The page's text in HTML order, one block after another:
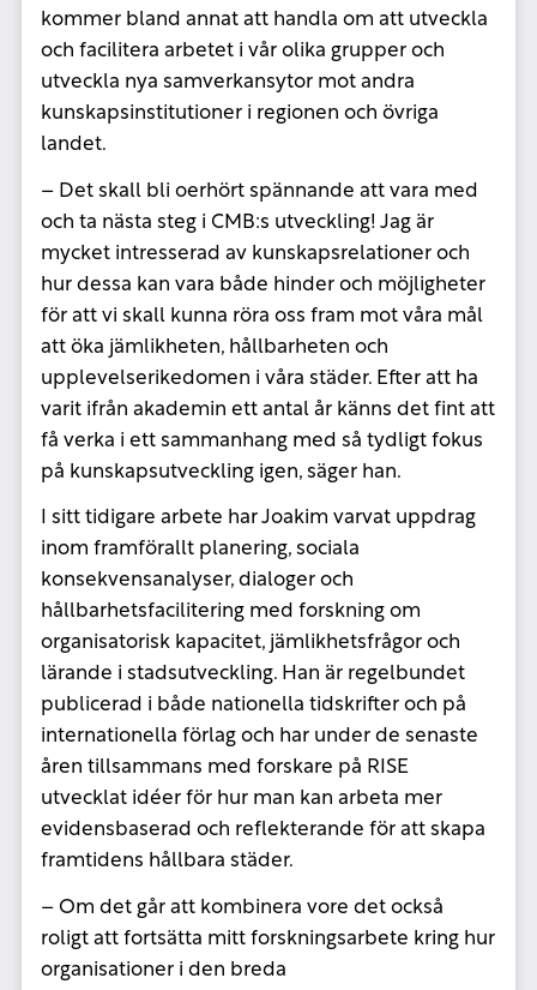
kommer bland annat att handla om att utveckla
och facilitera arbetet i vår olika grupper och
utveckla nya samverkansytor mot andra
kunskapsinstitutioner i regionen och övriga
landet.
– Det skall bli oerhört spännande att vara med
och ta nästa steg i CMB:s utveckling! Jag är
mycket intresserad av kunskapsrelationer och
hur dessa kan vara både hinder och möjligheter
för att vi skall kunna röra oss fram mot våra mål
att öka jämlikheten, hållbarheten och
upplevelserikedomen i våra städer. Efter att ha
varit ifrån akademin ett antal år känns det fint att
få verka i ett sammanhang med så tydligt fokus
på kunskapsutveckling igen, säger han.
I sitt tidigare arbete har Joakim varvat uppdrag
inom framförallt planering, sociala
konsekvensanalyser, dialoger och
hållbarhetsfacilitering med forskning om
organisatorisk kapacitet, jämlikhetsfrågor och
lärande i stadsutveckling. Han är regelbundet
publicerad i både nationella tidskrifter och på
internationella förlag och har under de senaste
åren tillsammans med forskare på RISE
utvecklat idéer för hur man kan arbeta mer
evidensbaserad och reflekterande för att skapa
framtidens hållbara städer.
– Om det går att kombinera vore det också
roligt attfortsätta mitt forskningsarbete kring hur
organisationer i den breda